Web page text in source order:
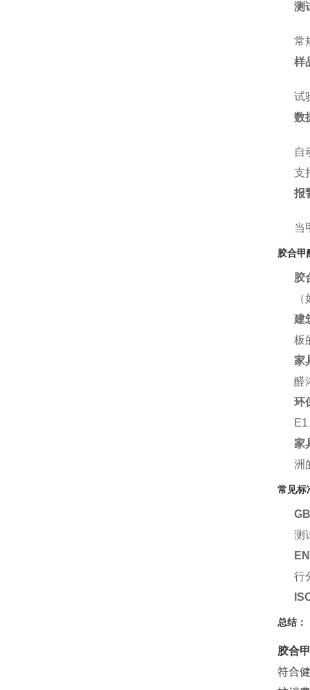
测
常
样
试
数
自
支
报
当
胶合甲
胶
建
板
家
醛
环
家
洲
常见标
测
行
总结：
胶合
符合